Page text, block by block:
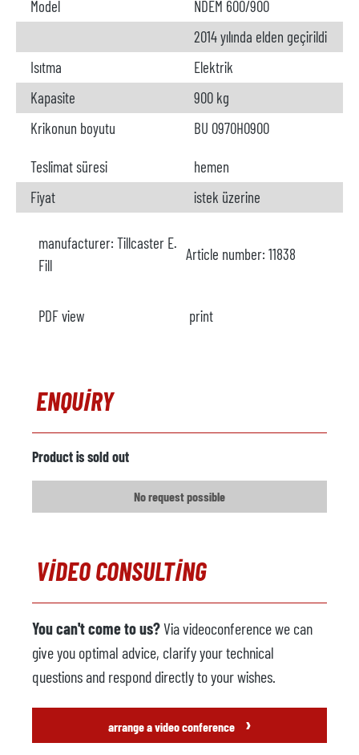
Model
NDEM 600/900
2014 yılında elden geçirildi
Isıtma
Elektrik
Kapasite
900 kg
Krikonun boyutu
BU 0970H0900
Teslimat süresi
hemen
Fiyat
istek üzerine
manufacturer: Tillcaster E.
Fill
Article number: 11838
PDF view print
ENQUIRY
Product is sold out
No request possible
VIDEO CONSULTING
You can't come to us?Via videoconference we can
give you optimal advice, clarify your technical
questions and respond directly to your wishes.
arrange a video conference ›